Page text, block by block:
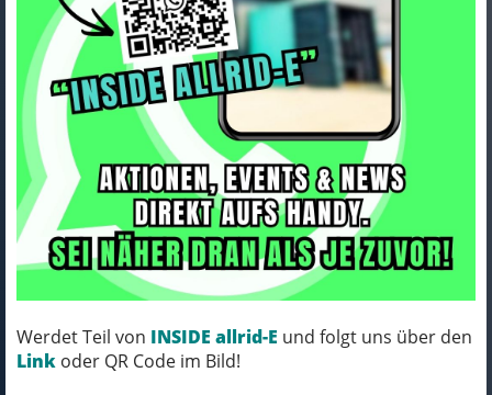
Werdet Teil von INSIDE allrid-E und folgt uns über den
Link oder QR Code im Bild!
ORTLIEB Hüftgurt Vario,
Velocity, Messenger Bag black
Art.Nr. E250
Farbe: black